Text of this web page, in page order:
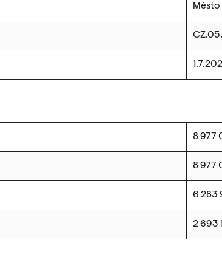
8 977
8 977
6 283
2 693